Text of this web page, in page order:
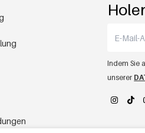
Indem Sie
unserer